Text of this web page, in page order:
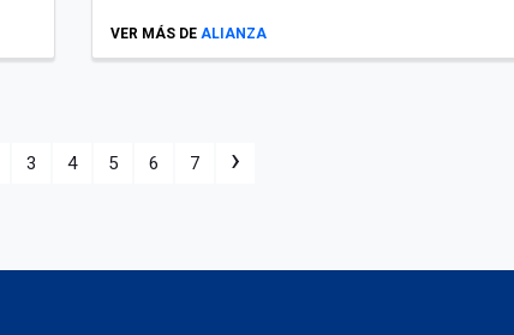
VER MÁS DE ALIANZA
3 4 5 6 7 ›